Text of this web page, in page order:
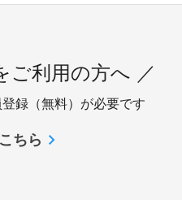
ご利用の方へ ／
録（無料）が必要です
ちら